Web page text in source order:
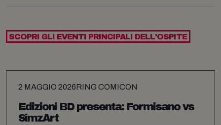
SCOPRI GLI EVENTI PRINCIPALI DELL'OSPITE
2 MAGGIO 2026RING COMICON
Edizioni BD presenta: Formisano vs
SimzArt